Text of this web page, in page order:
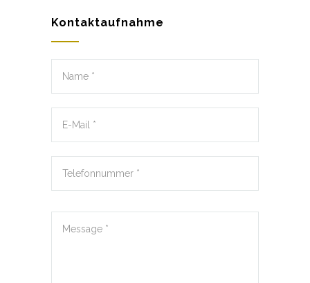
Kontaktaufnahme